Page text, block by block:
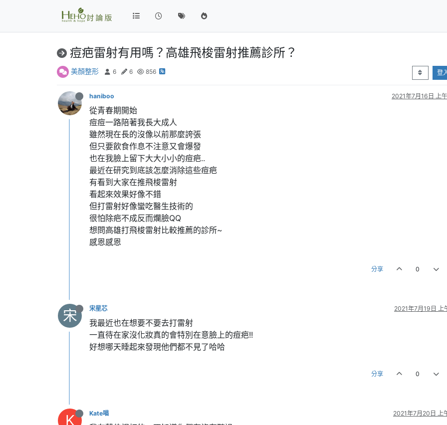
痘疤雷射有用嗎？高雄飛梭雷射推薦診所？
美顏整形 6 6 856 登
haniboo 2021年7月16日 上
從青春期開始
痘痘一路陪著我長大成人
雖然現在長的沒像以前那麼誇張
但只要飲食作息不注意又會爆發
也在我臉上留下大大小小的痘疤..
最近在研究到底該怎麼消除這些痘疤
有看到大家在推飛梭雷射
看起來效果好像不錯
但打雷射好像蠻吃醫生技術的
很怕除疤不成反而爛臉QQ
想問高雄打飛梭雷射比較推薦的診所~
感恩感恩
分享 0
宋 宋星芯 2021年7月19日 上
我最近也在想要不要去打雷射
一直待在家沒化妝真的會特別在意臉上的痘疤!!
好想哪天睡起來發現他們都不見了哈哈
分享 0
K Kate喵 2021年7月20日 上